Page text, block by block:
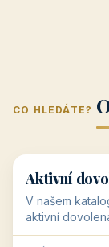
CO HLEDÁTE?
🥾
Aktivní
V našem
aktivní
pro Vás